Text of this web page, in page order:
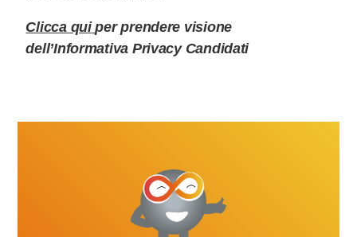
Clicca qui per prendere visione
dell’Informativa Privacy Candidati